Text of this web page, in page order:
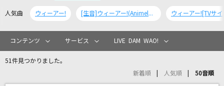
カラオケリクエスト
人気曲 ウィーアー! [生音]ウィーアー!(Animelo Summer Live 2024 -Stargazer-) ウィーアー![TVサ
コンテンツ サービス LIVE DAM WAO!
51件見つかりました。
新着順 人気順 50音順